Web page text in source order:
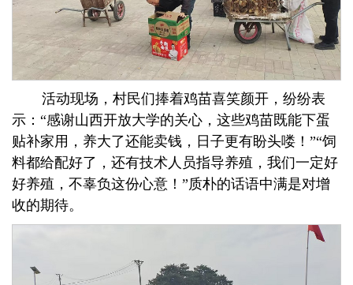
活动现场，村民们捧着鸡苗喜笑颜开，纷纷表
示：“感谢山西开放大学的关心，这些鸡苗既能下蛋
贴补家用，养大了还能卖钱，日子更有盼头喽！”“饲
料都给配好了，还有技术人员指导养殖，我们一定好
好养殖，不辜负这份心意！”质朴的话语中满是对增
收的期待。